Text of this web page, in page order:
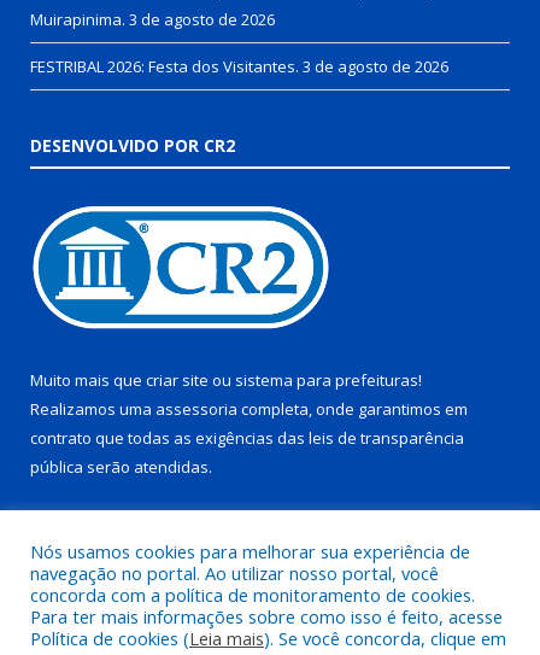
Muirapinima. 3 de agosto de 2026
FESTRIBAL 2026: Festa dos Visitantes. 3 de agosto de 2026
DESENVOLVIDO POR CR2
Muito mais que criar site ou sistema para prefeituras!
Realizamos uma assessoria completa, onde garantimos em
contrato que todas as exigências das leis de transparência
pública serão atendidas.
Todos os direitos reservados a Prefeitura Municipal de Juruti.
Nós usamos cookies para melhorar sua experiência de
navegação no portal. Ao utilizar nosso portal, você
concorda com a política de monitoramento de cookies.
Para ter mais informações sobre como isso é feito, acesse
Política de cookies (Leia mais). Se você concorda, clique em